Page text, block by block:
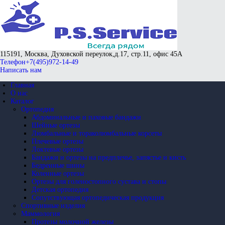
115191, Москва, Духовской переулок,д.17, стр.11, офис 45А
Телефон+7(495)972-14-49
Написать нам
Главная
О нас
Каталог
Ортопедия
Абдоминальные и паховые бандажи
Шейные ортезы
Люмбальные и тораколюмбальные корсеты
Плечевые ортезы
Локтевые ортезы
Бандажи и ортезы на предплечье, запястье и кисть
Бедренные шины
Коленные ортезы
Ортезы для голеностопного сустава и стопы
Детская ортопедия
Сопутствующая ортопедическая продукция
Спортивные изделия
Маммология
Протезы молочной железы